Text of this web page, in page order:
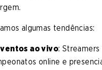
algumas tendências:
ao vivo:
online e